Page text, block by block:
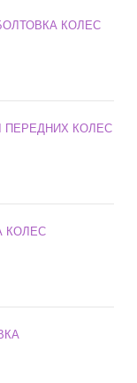
КОЛЕС
ПЕРЕДНИХ КОЛЕС
КОЛЕС